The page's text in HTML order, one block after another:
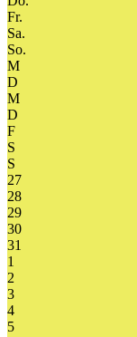
Fr.
Sa.
So.
M
D
M
D
F
S
S
27
28
29
30
31
1
2
3
4
5